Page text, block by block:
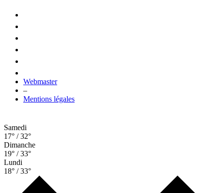
Webmaster
–
Mentions légales
Samedi
17° / 32°
Dimanche
19° / 33°
Lundi
18° / 33°